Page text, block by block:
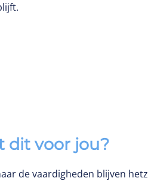
dit voor jou?
de vaardigheden blijven